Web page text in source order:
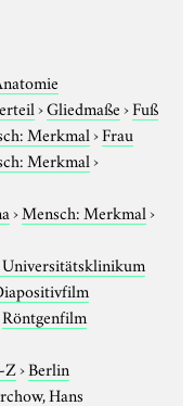
›Gliedmaße›Fuß
Merkmal›Frau
Merkmal›
›Mensch: Merkmal›
Röntgenfilm
Z›Berlin
Hans